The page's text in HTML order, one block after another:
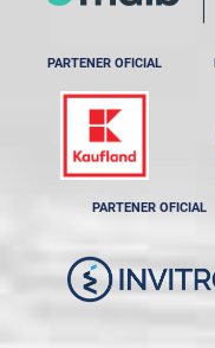
PARTENER OFICIAL
PARTENER OFICIAL